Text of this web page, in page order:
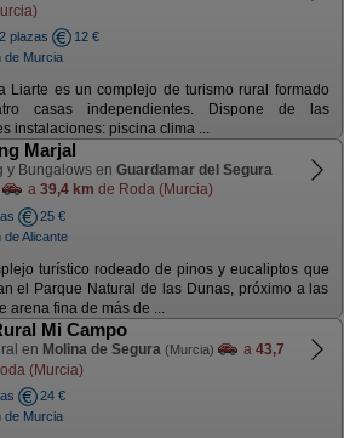
plazas
12 €
de Murcia
Liarte es un complejo de turismo rural formado
casas independientes. Dispone de las
instalaciones: piscina clima ...
Marjal
y Bungalows en Guardamar del Segura
a 39,4 km de Roda (Murcia)
25 €
de Alicante
turístico rodeado de pinos y eucaliptos que
el Parque Natural de las Dunas, próximo a las
arena fina de más de ...
Mi Campo
en Molina de Segura (Murcia) a 43,7
(Murcia)
24 €
de Murcia